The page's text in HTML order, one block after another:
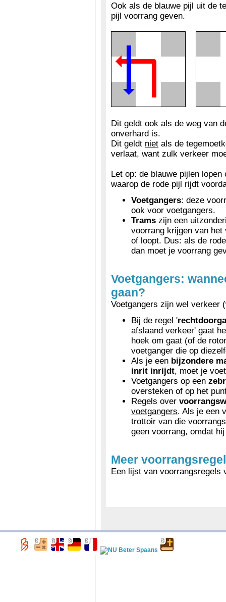
Ook als de blauwe pijl uit de
pijl voorrang geven.
Dit geldt ook als de weg van
onverhard is.
Dit geldt niet als de
verlaat, want zulk verkeer
Let op: de blauwe pijlen
waarop de rode pijl rijdt
Voetgangers: deze
ook voor voetgangers.
Trams zijn een
voorrang krijgen van
of loopt. Dus: als de
dan moet je voorrang
Voetgangers:
gaan?
Voetgangers zijn wel verkeer
Bij de regel '
afslaand verkeer' gaat
hoek om gaat (of de
voetganger die op
Als je een bijzondere
inrit inrijdt, moet je
Voetgangers op een
oversteken of op het
Regels over
voetgangers. Als je een
trottoir van die
geen voorrang, omdat
Meer
Een lijst van voorrangsregels